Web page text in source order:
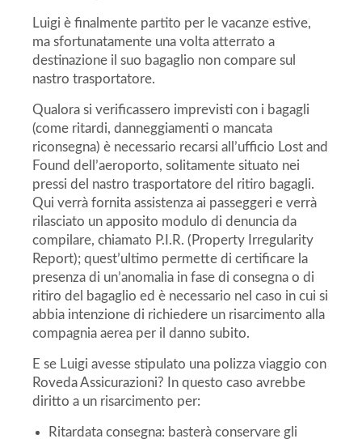
Luigi è finalmente partito per le vacanze estive,
ma sfortunatamente una volta atterrato a
destinazione il suo bagaglio non compare sul
nastro trasportatore.
Qualora si verificassero imprevisti con i bagagli
(come ritardi, danneggiamenti o mancata
riconsegna) è necessario recarsi all’ufficio Lost and
Found dell’aeroporto, solitamente situato nei
pressi del nastro trasportatore del ritiro bagagli.
Qui verrà fornita assistenza ai passeggeri e verrà
rilasciato un apposito modulo di denuncia da
compilare, chiamato P.I.R. (Property Irregularity
Report); quest’ultimo permette di certificare la
presenza di un’anomalia in fase di consegna o di
ritiro del bagaglio ed è necessario nel caso in cui si
abbia intenzione di richiedere un risarcimento alla
compagnia aerea per il danno subito.
E se Luigi avesse stipulato una polizza viaggio con
Roveda Assicurazioni? In questo caso avrebbe
diritto a un risarcimento per:
Ritardata consegna: basterà conservare gli